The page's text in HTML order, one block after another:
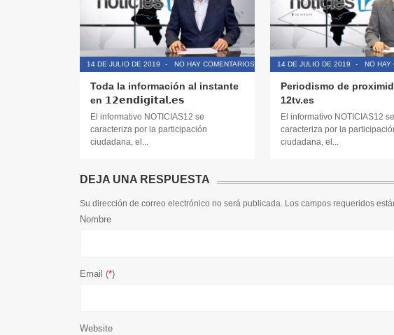
14 DE JULIO DE 2019 - NO HAY COMENTARIOS
Toda la información al instante
en 𝟭𝟮𝗲𝗻𝗱𝗶𝗴𝗶𝘁𝗮𝗹.𝗲𝘀
El informativo NOTICIAS12 se
caracteriza por la participación
ciudadana, el...
14 DE JULIO DE 2019 - NO HAY
Periodismo de
12tv.es
El informativo NOTICIAS12 se
caracteriza por la
ciudadana, el...
DEJA UNA RESPUESTA
Su dirección de correo electrónico no será publicada. Los campos requeridos
Nombre
Email (*)
Website